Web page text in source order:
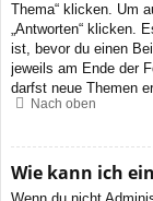
Thema“ klicken. Um
„Antworten“ klicken.
ist, bevor du einen
jeweils am Ende der
darfst neue Themen
Nach oben
Wie kann ich